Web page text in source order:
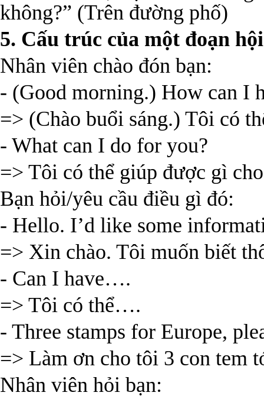
không?” (Trên đường phố)
5. Cấu trúc của một đoạn
Nhân viên chào đón bạn:
- (Good morning.) How can I
=> (Chào buổi sáng.) Tôi có
- What can I do for you?
=> Tôi có thể giúp được gì
Bạn hỏi/yêu cầu điều gì đó:
- Hello. I’d like some
=> Xin chào. Tôi muốn biết
- Can I have….
=> Tôi có thể….
- Three stamps for Europe,
=> Làm ơn cho tôi 3 con tem
Nhân viên hỏi bạn: